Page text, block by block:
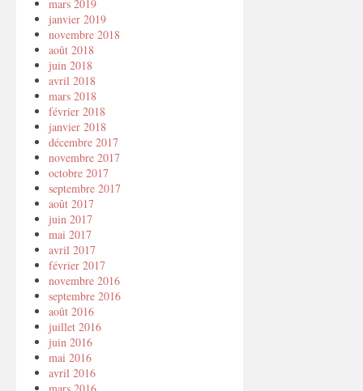
mars 2019
janvier 2019
novembre 2018
août 2018
juin 2018
avril 2018
mars 2018
février 2018
janvier 2018
décembre 2017
novembre 2017
octobre 2017
septembre 2017
août 2017
juin 2017
mai 2017
avril 2017
février 2017
novembre 2016
septembre 2016
août 2016
juillet 2016
juin 2016
mai 2016
avril 2016